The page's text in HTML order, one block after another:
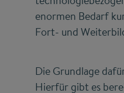
enormen Bedarf
Fort- und
Die Grundlage
Hierfür gibt es